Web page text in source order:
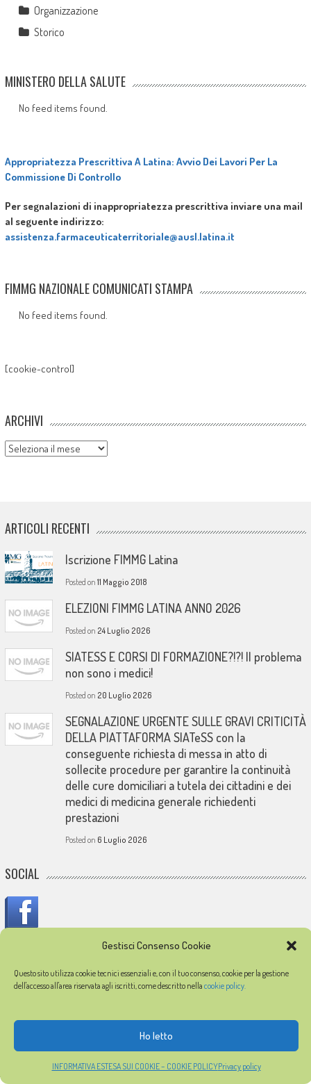
Gestisci Consenso Cookie
Questo sito utilizza cookie tecnici essenziali e, con il tuo consenso, cookie per la gestione
dell'accesso all'area riservata agli iscritti, come descritto nella cookie policy.
Ho letto
INFORMATIVA ESTESA SUI COOKIE – COOKIE POLICYPrivacy policy
Organizzazione
Storico
MINISTERO DELLA SALUTE
No feed items found.
Appropriatezza Prescrittiva A Latina: Avvio Dei Lavori Per La
Commissione Di Controllo
Per segnalazioni di inappropriatezza prescrittiva inviare una mail
al seguente indirizzo:
assistenza.farmaceuticaterritoriale@ausl.latina.it
FIMMG NAZIONALE COMUNICATI STAMPA
No feed items found.
[cookie-control]
ARCHIVI
Archivi
ARTICOLI RECENTI
Iscrizione FIMMG Latina
Posted on 11 Maggio 2018
ELEZIONI FIMMG LATINA ANNO 2026
Posted on 24 Luglio 2026
SIATESS E CORSI DI FORMAZIONE?!?! Il problema
non sono i medici!
Posted on 20 Luglio 2026
SEGNALAZIONE URGENTE SULLE GRAVI CRITICITÀ
DELLA PIATTAFORMA SIATeSS con la
conseguente richiesta di messa in atto di
sollecite procedure per garantire la continuità
delle cure domiciliari a tutela dei cittadini e dei
medici di medicina generale richiedenti
prestazioni
Posted on 6 Luglio 2026
SOCIAL
In memoria dei medici caduti durante l'epidemia di COVID-19